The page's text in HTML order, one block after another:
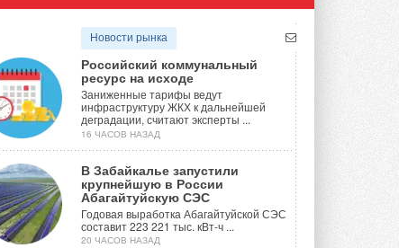
EN
Новости рынка
Российский коммунальный
ресурс на исходе
Заниженные тарифы ведут
инфраструктуру ЖКХ к дальнейшей
деградации, считают эксперты ...
16 ЧАСОВ НАЗАД
В Забайкалье запустили
крупнейшую в России
Абагайтуйскую СЭС
Годовая выработка Абагайтуйской СЭС
составит 223 221 тыс. кВт-ч ...
20 ЧАСОВ НАЗАД